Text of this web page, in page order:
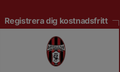
Registrera dig kostnadsfritt